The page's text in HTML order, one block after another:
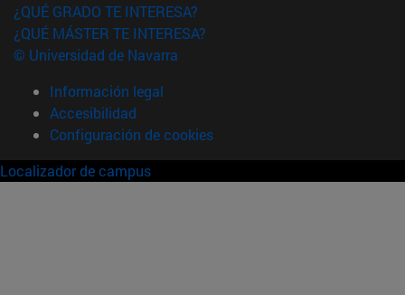
¿QUÉ GRADO TE INTERESA?
¿QUÉ MÁSTER TE INTERESA?
© Universidad de Navarra
Información legal
Accesibilidad
Configuración de cookies
Localizador de campus